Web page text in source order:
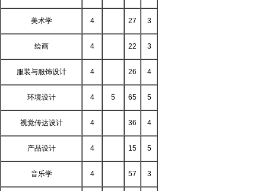
美术学 4 27 3
绘画 4 22 3
服装与服饰设计 4 26 4
环境设计 4 5 65 5
视觉传达设计 4 36 4
产品设计 4 15 5
音乐学 4 57 3